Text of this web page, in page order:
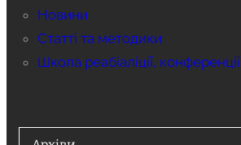
Новини
Статті та методики
Школа реабіаліції, конференції